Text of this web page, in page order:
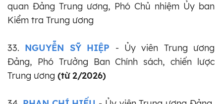
quan Đảng Trung ương, Phó Chủ nhiệm Ủy ban
Kiểm tra Trung ương
33. NGUYỄN SỸ HIỆP
- Ủy viên Trung ương
Đảng, Phó Trưởng Ban Chính sách, chiến lược
Trung ương (từ 2/2026)